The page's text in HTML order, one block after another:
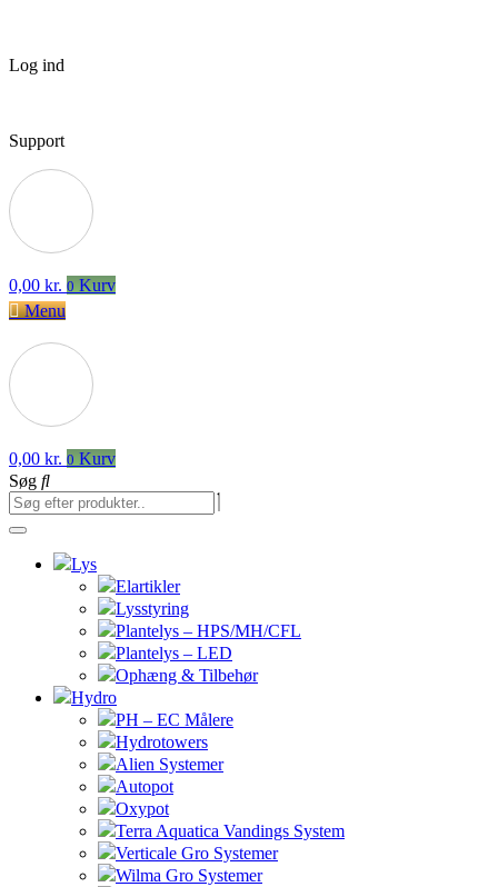
Log ind
Support
0,00 kr. 0 Kurv
Menu
0,00 kr. 0 Kurv
Søg
Lys
Elartikler
Lysstyring
Plantelys – HPS/MH/CFL
Plantelys – LED
Ophæng & Tilbehør
Hydro
PH – EC Målere
Hydrotowers
Alien Systemer
Autopot
Oxypot
Terra Aquatica Vandings System
Verticale Gro Systemer
Wilma Gro Systemer